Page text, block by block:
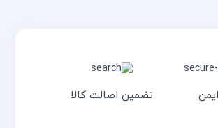
تضمین اصالت کالا